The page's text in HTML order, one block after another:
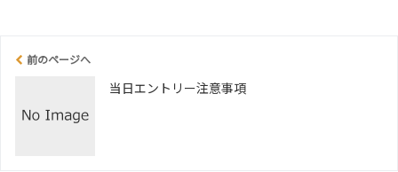
前のページへ
当日エントリー注意事項